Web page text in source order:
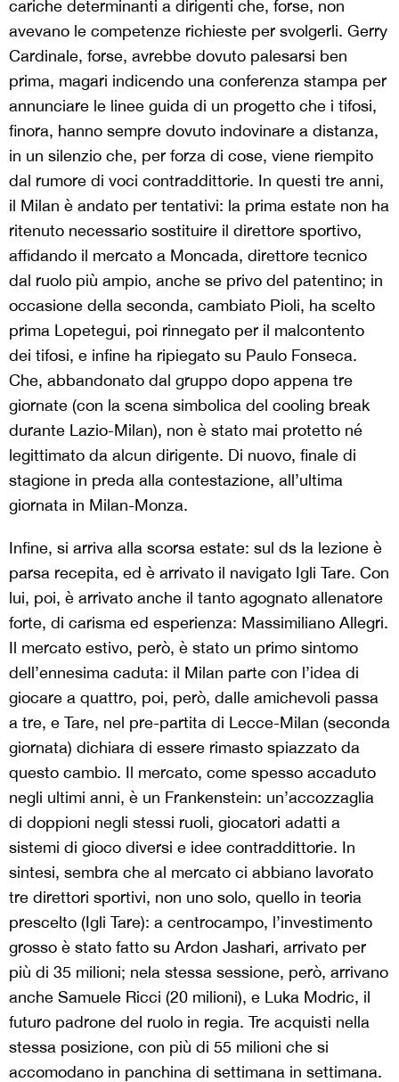
cariche determinanti a dirigenti che, forse, non
avevano le competenze richieste per svolgerli. Gerry
Cardinale, forse, avrebbe dovuto palesarsi ben
prima, magari indicendo una conferenza stampa per
annunciare le linee guida di un progetto che i tifosi,
finora, hanno sempre dovuto indovinare a distanza,
in un silenzio che, per forza di cose, viene riempito
dal rumore di voci contraddittorie. In questi tre anni,
il Milan è andato per tentativi: la prima estate non ha
ritenuto necessario sostituire il direttore sportivo,
affidando il mercato a Moncada, direttore tecnico
dal ruolo più ampio, anche se privo del patentino; in
occasione della seconda, cambiato Pioli, ha scelto
prima Lopetegui, poi rinnegato per il malcontento
dei tifosi, e infine ha ripiegato su Paulo Fonseca.
Che, abbandonato dal gruppo dopo appena tre
giornate (con la scena simbolica del cooling break
durante Lazio-Milan), non è stato mai protetto né
legittimato da alcun dirigente. Di nuovo, finale di
stagione in preda alla contestazione, all’ultima
giornata in Milan-Monza.
Infine, si arriva alla scorsa estate: sul ds la lezione è
parsa recepita, ed è arrivato il navigato Igli Tare. Con
lui, poi, è arrivato anche il tanto agognato allenatore
forte, di carisma ed esperienza: Massimiliano Allegri.
Il mercato estivo, però, è stato un primo sintomo
dell’ennesima caduta: il Milan parte con l’idea di
giocare a quattro, poi, però, dalle amichevoli passa
a tre, e Tare, nel pre-partita di Lecce-Milan (seconda
giornata) dichiara di essere rimasto spiazzato da
questo cambio. Il mercato, come spesso accaduto
negli ultimi anni, è un Frankenstein: un’accozzaglia
di doppioni negli stessi ruoli, giocatori adatti a
sistemi di gioco diversi e idee contraddittorie. In
sintesi, sembra che al mercato ci abbiano lavorato
tre direttori sportivi, non uno solo, quello in teoria
prescelto (Igli Tare): a centrocampo, l’investimento
grosso è stato fatto su Ardon Jashari, arrivato per
più di 35 milioni; nela stessa sessione, però, arrivano
anche Samuele Ricci (20 milioni), e Luka Modric, il
futuro padrone del ruolo in regia. Tre acquisti nella
stessa posizione, con più di 55 milioni che si
accomodano in panchina di settimana in settimana.